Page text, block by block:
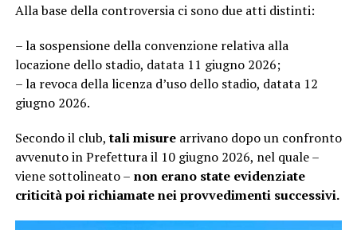
Alla base della controversia ci sono due atti distinti:
– la sospensione della convenzione relativa alla
locazione dello stadio, datata 11 giugno 2026;
– la revoca della licenza d’uso dello stadio, datata 12
giugno 2026.
Secondo il club,tali misurearrivano dopo un confronto
avvenuto in Prefettura il 10 giugno 2026, nel quale –
viene sottolineato – non erano state evidenziate
criticità poi richiamate nei provvedimenti successivi.